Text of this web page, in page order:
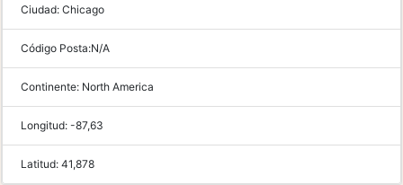
Ciudad: Chicago
Código Posta:N/A
Continente: North America
Longitud: -87,63
Latitud: 41,878